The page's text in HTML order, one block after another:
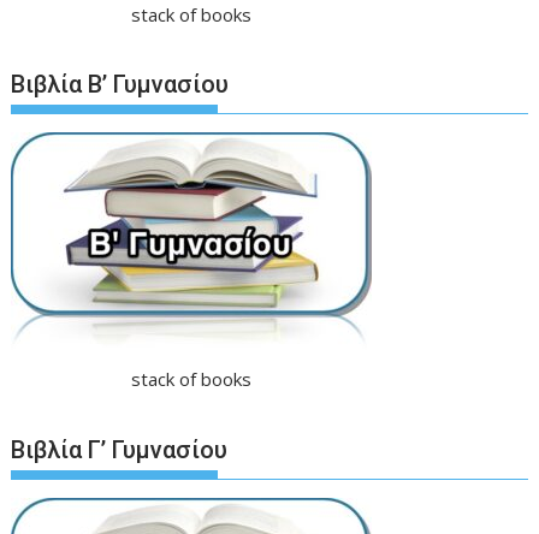
stack of books
Βιβλία Β’ Γυμνασίου
stack of books
Βιβλία Γ’ Γυμνασίου